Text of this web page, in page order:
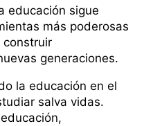
educación sigue
más poderosas
construir
generaciones.
la educación en el
salva vidas.